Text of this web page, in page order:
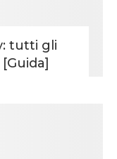
tutti gli